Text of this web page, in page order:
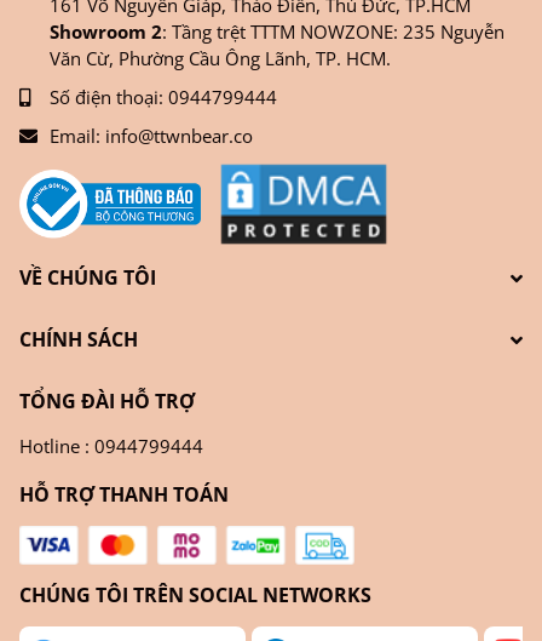
161 Võ Nguyên Giáp, Thảo Điền, Thủ Đức, TP.HCM
Showroom 2: Tầng trệt TTTM NOWZONE: 235 Nguyễn
Văn Cừ, Phường Cầu Ông Lãnh, TP. HCM.
Số điện thoại: 0944799444
Email: info@ttwnbear.co
VỀ CHÚNG TÔI
CHÍNH SÁCH
TỔNG ĐÀI HỖ TRỢ
Hotline : 0944799444
HỖ TRỢ THANH TOÁN
CHÚNG TÔI TRÊN SOCIAL NETWORKS